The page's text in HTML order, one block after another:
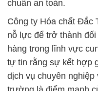
chuẩn an toàn.
Công ty Hóa chất Đắc
nỗ lực để trở thành
hàng trong lĩnh vực
tự tin rằng sự kết hợp
dịch vụ chuyên nghiệp